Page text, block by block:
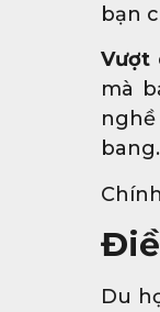
bạn
Vượt
mà
bang.
Du